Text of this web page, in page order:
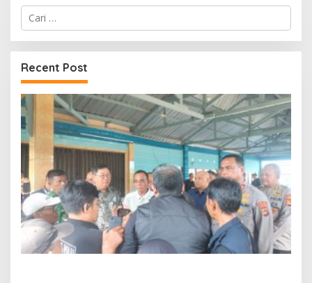
Cari
untuk:
Recent Post